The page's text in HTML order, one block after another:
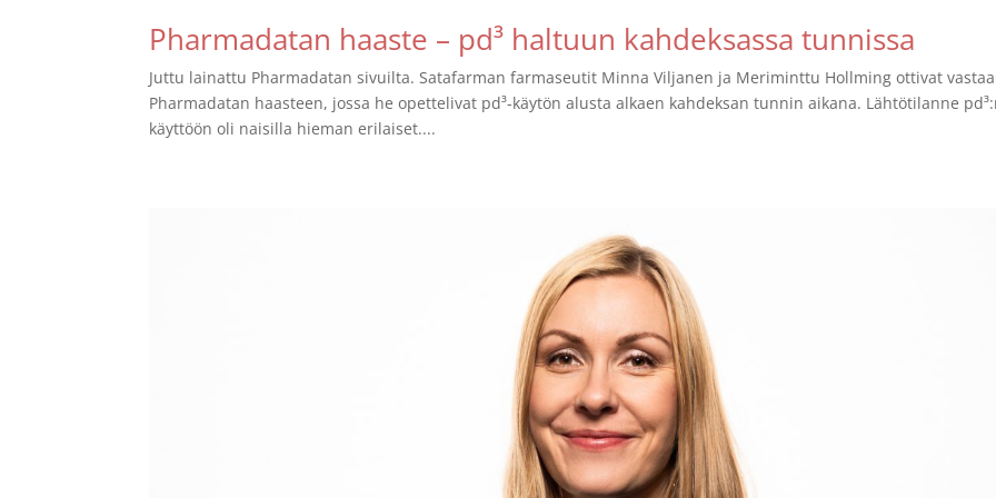
Pharmadatan haaste – pd³ haltuun kahdeksassa tunnissa
Juttu lainattu Pharmadatan sivuilta. Satafarman farmaseutit Minna Viljanen ja Meriminttu Hollming ottivat
Pharmadatan haasteen, jossa he opettelivat pd³-käytön alusta alkaen kahdeksan tunnin aikana. Lähtötilanne
käyttöön oli naisilla hieman erilaiset....